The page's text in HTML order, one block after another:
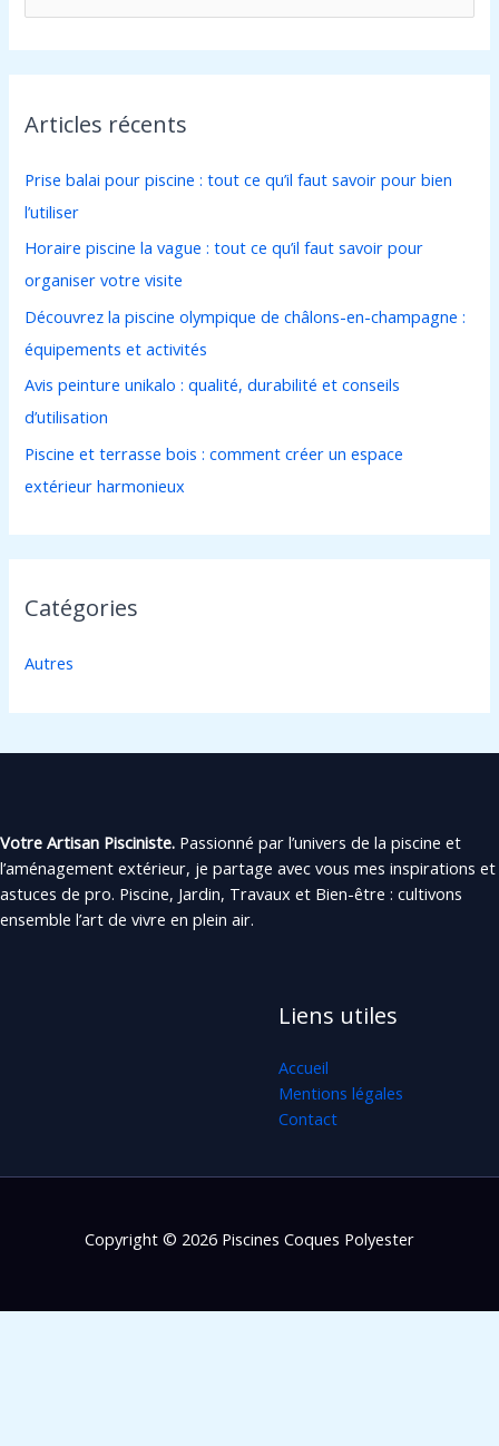
e
c
h
e
r
:
Articles récents
Prise balai pour piscine : tout ce qu’il faut savoir pour bien
l’utiliser
Horaire piscine la vague : tout ce qu’il faut savoir pour
organiser votre visite
Découvrez la piscine olympique de châlons-en-champagne :
équipements et activités
Avis peinture unikalo : qualité, durabilité et conseils
d’utilisation
Piscine et terrasse bois : comment créer un espace
extérieur harmonieux
Catégories
Autres
Votre Artisan Pisciniste. Passionné par l’univers de la piscine et
l’aménagement extérieur, je partage avec vous mes inspirations et
astuces de pro. Piscine, Jardin, Travaux et Bien-être : cultivons
ensemble l’art de vivre en plein air.
Liens utiles
Accueil
Mentions légales
Contact
Copyright © 2026 Piscines Coques Polyester